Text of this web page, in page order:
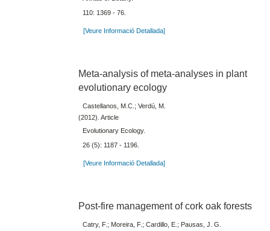
110: 1369 - 76.
[Veure Informació Detallada]
Meta-analysis of meta-analyses in plant
evolutionary ecology
Castellanos, M.C.; Verdú, M.
(2012). Article
Evolutionary Ecology.
26 (5): 1187 - 1196.
[Veure Informació Detallada]
Post-fire management of cork oak forests
Catry, F.; Moreira, F.; Cardillo, E.; Pausas, J. G.